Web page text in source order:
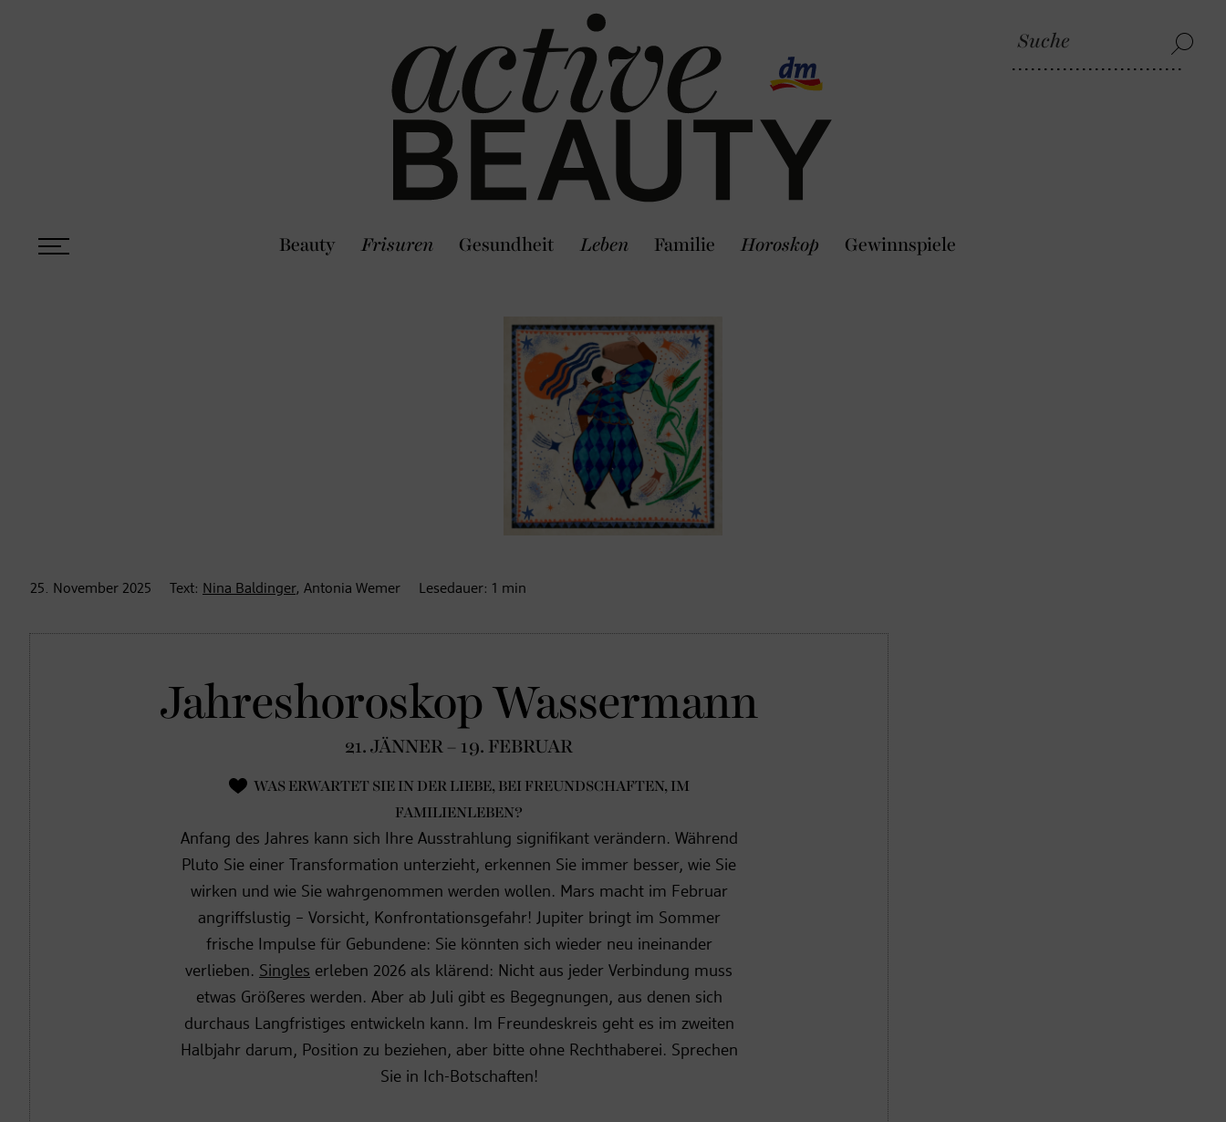
Beauty Frisuren Gesundheit Leben Familie Horoskop Gewinnspiele
25. November 2025 Text: Nina Baldinger, Antonia Wemer Lesedauer: 1 min
21. JÄNNER – 19. FEBRUAR
Jahreshoroskop Wassermann
WAS ERWARTET SIE IN DER LIEBE, BEI FREUNDSCHAFTEN, IM
FAMILIENLEBEN?
Anfang des Jahres kann sich Ihre Ausstrahlung signifikant verändern. Während
Pluto Sie einer Transformation unterzieht, erkennen Sie immer besser, wie Sie
wirken und wie Sie wahrgenommen werden wollen. Mars macht im Februar
angriffslustig – Vorsicht, Konfrontationsgefahr! Jupiter bringt im Sommer
frische Impulse für Gebundene: Sie könnten sich wieder neu ineinander
verlieben. Singles erleben 2026 als klärend: Nicht aus jeder Verbindung muss
etwas Größeres werden. Aber ab Juli gibt es Begegnungen, aus denen sich
durchaus Langfristiges entwickeln kann. Im Freundeskreis geht es im zweiten
Halbjahr darum, Position zu beziehen, aber bitte ohne Rechthaberei. Sprechen
Sie in Ich-Botschaften!